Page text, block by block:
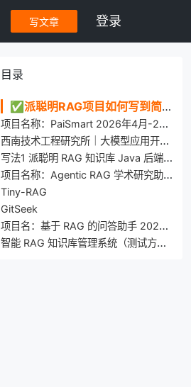
写文章 登录
目录
✅派聪明RAG项目如何写到简历上？（附 20 道精选 AI 面试题）
项目名称：PaiSmart 2026年4月-2026年5月
西南技术工程研究所｜大模型应用开发 2025.07 – 2026.02
写法1 派聪明 RAG 知识库 Java 后端开发 2025-06 ～ 2025-09
项目名称：Agentic RAG 学术研究助手 时间：2026.02 – 2026.04
Tiny-RAG
GitSeek
项目名：基于 RAG 的问答助手 2025.08-2025.11 后端开发
智能 RAG 知识库管理系统（测试方向） 2025.06 - 至今